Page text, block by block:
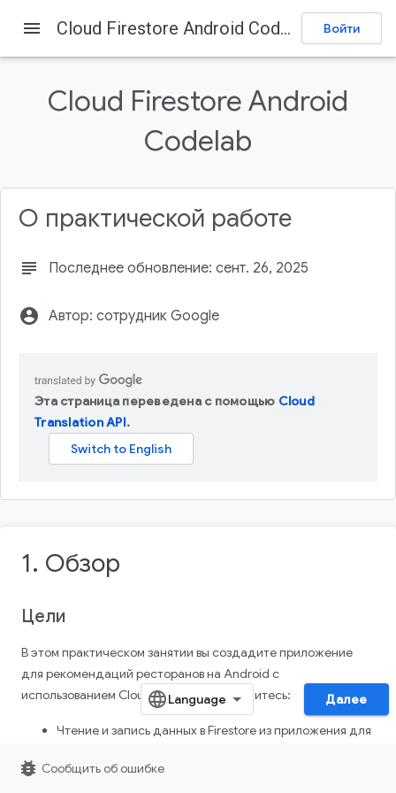
Firebase Firebase Codelabs
Предварительные требования
2. Создайте проект Firebase.
3. Настройте тестовый проект.
menu Cloud Firestore Android Codelab Войти
Cloud Firestore Android
Codelab
О практической работе
subject Последнее обновление: сент. 26, 2025
account_circle Автор: сотрудник Google
Эта страница переведена с помощью Cloud
Translation API.
1. Обзор
Цели
В этом практическом занятии вы создадите приложение
для рекомендаций ресторанов на Android с
использованием Cloud Firestore. Вы научитесь:
Чтение и запись данных в Firestore из приложения для
Отслеживайте изменения в данных Firestore в режиме
Далее
bug_report Сообщить об ошибке